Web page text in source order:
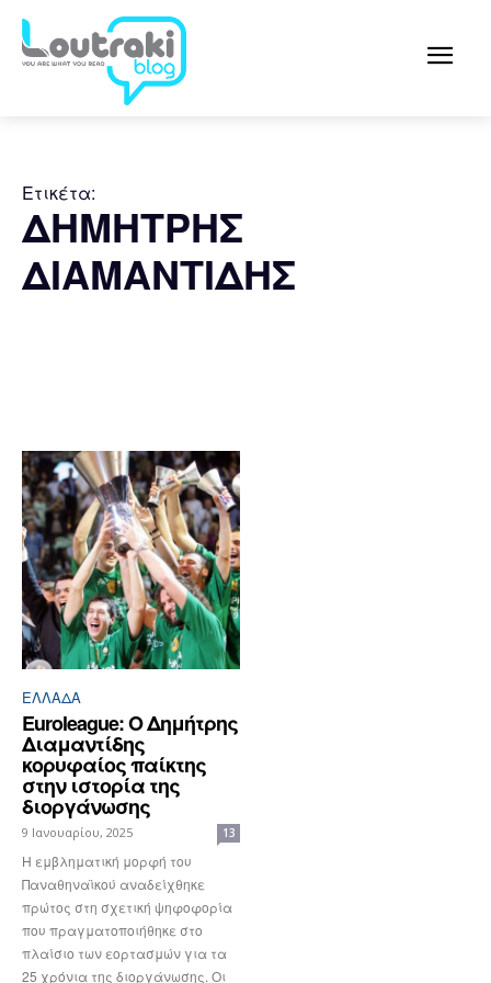
Ετικέτα:
ΔΗΜΗΤΡΗΣ
ΔΙΑΜΑΝΤΙΔΗΣ
ΕΛΛΆΔΑ
Euroleague: Ο Δημήτρης
Διαμαντίδης
κορυφαίος παίκτης
στην ιστορία της
διοργάνωσης
9 Ιανουαρίου, 2025 13
Η εμβληματική μορφή του
Παναθηναϊκού αναδείχθηκε
πρώτος στη σχετική ψηφοφορία
που πραγματοποιήθηκε στο
πλαίσιο των εορτασμών για τα
25 χρόνια της διοργάνωσης. Οι